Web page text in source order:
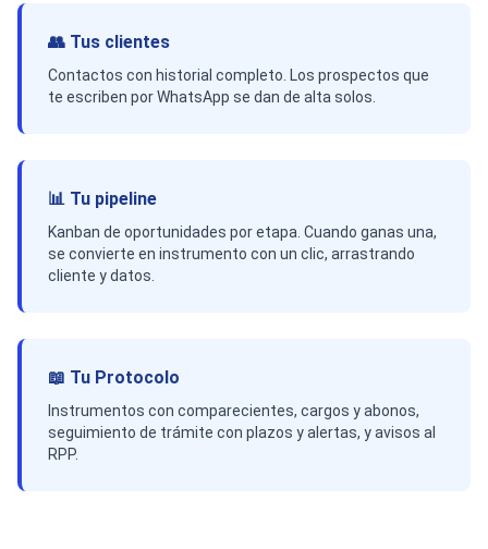
👥 Tus clientes
Contactos con historial completo. Los prospectos que
te escriben por WhatsApp se dan de alta solos.
📊 Tu pipeline
Kanban de oportunidades por etapa. Cuando ganas una,
se convierte en instrumento con un clic, arrastrando
cliente y datos.
📖 Tu Protocolo
Instrumentos con comparecientes, cargos y abonos,
seguimiento de trámite con plazos y alertas, y avisos al
RPP.